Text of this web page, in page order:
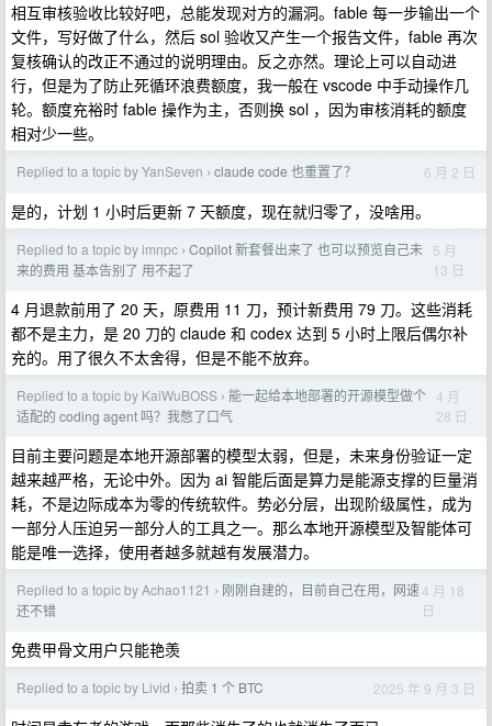
相互审核验收比较好吧，总能发现对方的漏洞。fable 每一步输出一个
文件，写好做了什么，然后 sol 验收又产生一个报告文件，fable 再次
复核确认的改正不通过的说明理由。反之亦然。理论上可以自动进
行，但是为了防止死循环浪费额度，我一般在 vscode 中手动操作几
轮。额度充裕时 fable 操作为主，否则换 sol ，因为审核消耗的额度
相对少一些。
Replied to a topic by YanSeven › claude code 也重置了？ 6 月 2 日
是的，计划 1 小时后更新 7 天额度，现在就归零了，没啥用。
Replied to a topic by imnpc › Copilot 新套餐出来了 也可以预览自己未
来的费用 基本告别了 用不起了
5 月
13 日
4 月退款前用了 20 天，原费用 11 刀，预计新费用 79 刀。这些消耗
都不是主力，是 20 刀的 claude 和 codex 达到 5 小时上限后偶尔补
充的。用了很久不太舍得，但是不能不放弃。
Replied to a topic by KaiWuBOSS › 能一起给本地部署的开源模型做个
适配的 coding agent 吗？我憋了口气
4 月
28 日
目前主要问题是本地开源部署的模型太弱，但是，未来身份验证一定
越来越严格，无论中外。因为 ai 智能后面是算力是能源支撑的巨量消
耗，不是边际成本为零的传统软件。势必分层，出现阶级属性，成为
一部分人压迫另一部分人的工具之一。那么本地开源模型及智能体可
能是唯一选择，使用者越多就越有发展潜力。
Replied to a topic by Achao1121 › 刚刚自建的，目前自己在用，网速
还不错
4 月 18
日
免费甲骨文用户只能艳羡
Replied to a topic by Livid › 拍卖 1 个 BTC 2025 年 9 月 3 日